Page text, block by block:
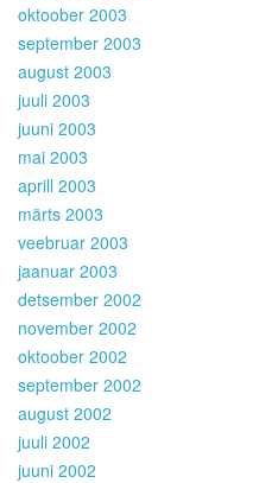
oktoober 2003
september 2003
august 2003
juuli 2003
juuni 2003
mai 2003
aprill 2003
märts 2003
veebruar 2003
jaanuar 2003
detsember 2002
november 2002
oktoober 2002
september 2002
august 2002
juuli 2002
juuni 2002